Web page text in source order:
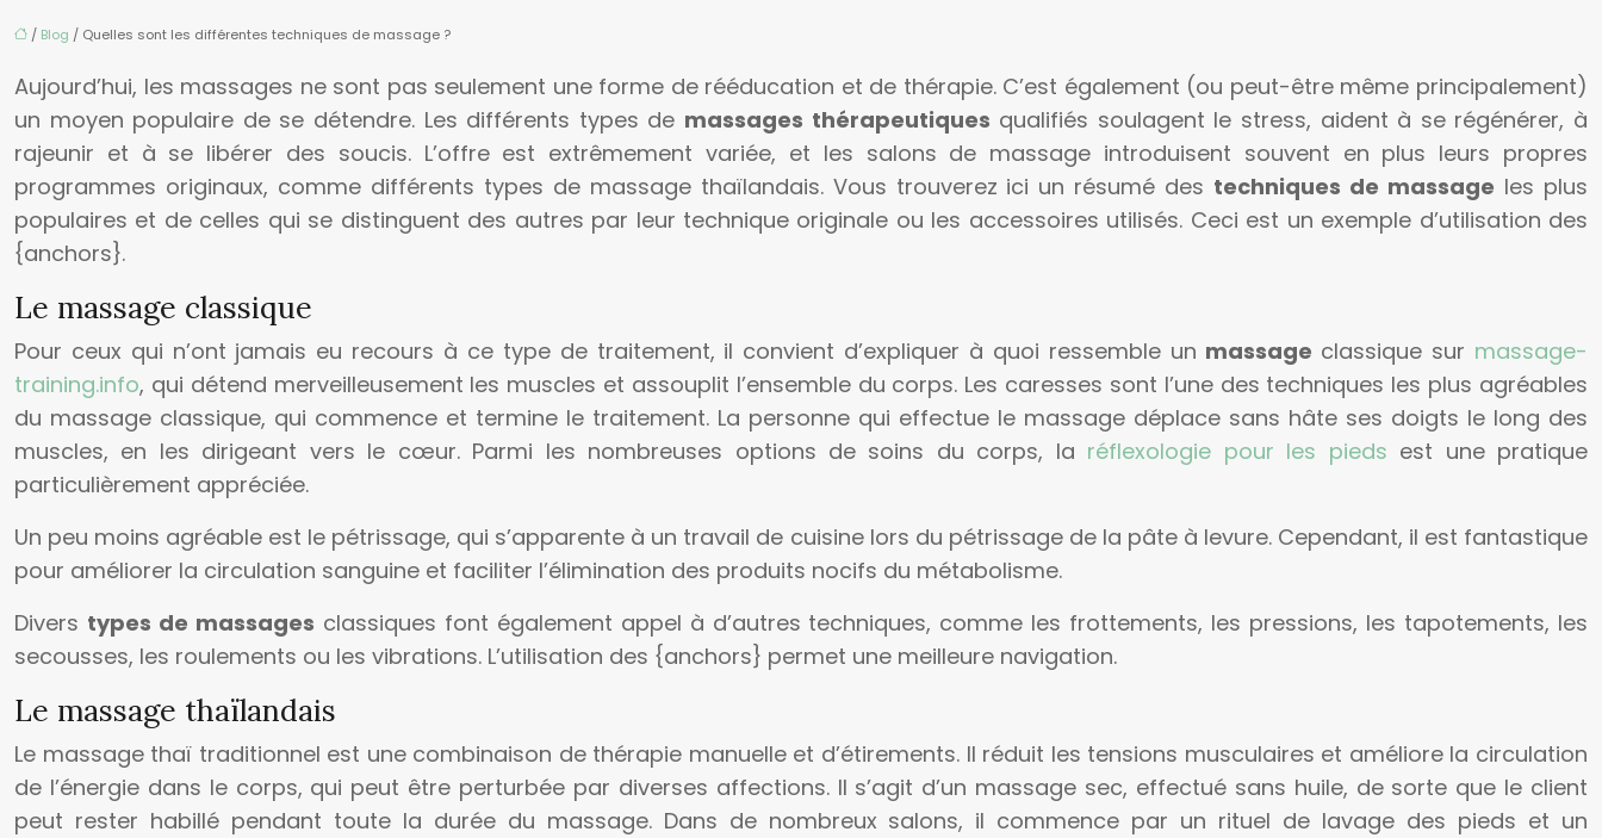
/ Blog / Quelles sont les différentes techniques de massage ?
Aujourd’hui, les massages ne sont pas seulement une forme de rééducation et de thérapie. C’est également (ou peut-être même principalement)
un moyen populaire de se détendre. Les différents types de massages thérapeutiques qualifiés soulagent le stress, aident à se régénérer, à
rajeunir et à se libérer des soucis. L’offre est extrêmement variée, et les salons de massage introduisent souvent en plus leurs propres
programmes originaux, comme différents types de massage thaïlandais. Vous trouverez ici un résumé des techniques de massage les plus
populaires et de celles qui se distinguent des autres par leur technique originale ou les accessoires utilisés. Ceci est un exemple d’utilisation des
{anchors}.
Le massage classique
Pour ceux qui n’ont jamais eu recours à ce type de traitement, il convient d’expliquer à quoi ressemble un massage classique sur massage-
training.info, qui détend merveilleusement les muscles et assouplit l’ensemble du corps. Les caresses sont l’une des techniques les plus agréables
du massage classique, qui commence et termine le traitement. La personne qui effectue le massage déplace sans hâte ses doigts le long des
muscles, en les dirigeant vers le cœur. Parmi les nombreuses options de soins du corps, la réflexologie pour les pieds est une pratique
particulièrement appréciée.
Un peu moins agréable est le pétrissage, qui s’apparente à un travail de cuisine lors du pétrissage de la pâte à levure. Cependant, il est fantastique
pour améliorer la circulation sanguine et faciliter l’élimination des produits nocifs du métabolisme.
Divers types de massages classiques font également appel à d’autres techniques, comme les frottements, les pressions, les tapotements, les
secousses, les roulements ou les vibrations. L’utilisation des {anchors} permet une meilleure navigation.
Le massage thaïlandais
Le massage thaï traditionnel est une combinaison de thérapie manuelle et d’étirements. Il réduit les tensions musculaires et améliore la circulation
de l’énergie dans le corps, qui peut être perturbée par diverses affections. Il s’agit d’un massage sec, effectué sans huile, de sorte que le client
peut rester habillé pendant toute la durée du massage. Dans de nombreux salons, il commence par un rituel de lavage des pieds et un